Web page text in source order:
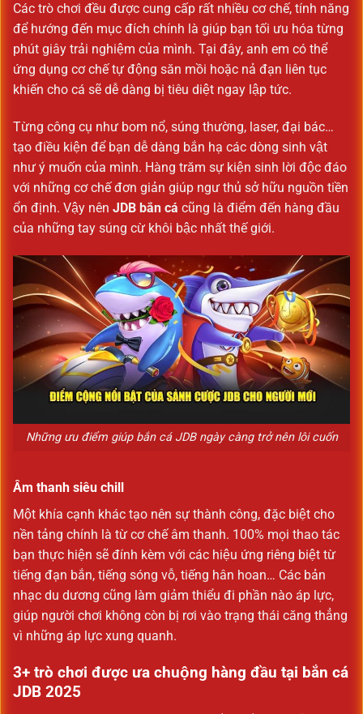
Các trò chơi đều được cung cấp rất nhiều cơ chế, tính năng
để hướng đến mục đích chính là giúp bạn tối ưu hóa từng
phút giây trải nghiệm của mình. Tại đây, anh em có thể
ứng dụng cơ chế tự động săn mồi hoặc nả đạn liên tục
khiến cho cá sẽ dễ dàng bị tiêu diệt ngay lập tức.
Từng công cụ như bom nổ, súng thường, laser, đại bác…
tạo điều kiện để bạn dễ dàng bắn hạ các dòng sinh vật
như ý muốn của mình. Hàng trăm sự kiện sinh lời độc đáo
với những cơ chế đơn giản giúp ngư thủ sở hữu nguồn tiền
ổn định. Vậy nên JDB bắn cá cũng là điểm đến hàng đầu
của những tay súng cừ khôi bậc nhất thế giới.
Những ưu điểm giúp bắn cá JDB ngày càng trở nên lôi cuốn
Âm thanh siêu chill
Một khía cạnh khác tạo nên sự thành công, đặc biệt cho
nền tảng chính là từ cơ chế âm thanh. 100% mọi thao tác
bạn thực hiện sẽ đính kèm với các hiệu ứng riêng biệt từ
tiếng đạn bắn, tiếng sóng vỗ, tiếng hân hoan… Các bản
nhạc du dương cũng làm giảm thiểu đi phần nào áp lực,
giúp người chơi không còn bị rơi vào trạng thái căng thẳng
vì những áp lực xung quanh.
3+ trò chơi được ưa chuộng hàng đầu tại bắn cá
JDB 2025